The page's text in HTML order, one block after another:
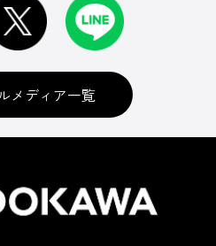
メディア一覧